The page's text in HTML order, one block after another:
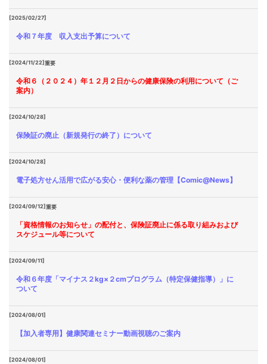
[2025/02/27]
令和７年度 収入支出予算について
[2024/11/22]重要
令和６（２０２４）年１２月２日からの健康保険の利用について（ご
案内）
[2024/10/28]
保険証の廃止（新規発行の終了）について
[2024/10/28]
電子処方せん活用で広がる安心・便利な薬の管理【Comic@News】
[2024/09/12]重要
「資格情報のお知らせ」の配付と、保険証廃止に係る取り組みおよび
スケジュール等について
[2024/09/11]
令和６年度「マイナス２kg×２cmプログラム（特定保健指導）」に
ついて
[2024/08/01]
【加入者専用】健康関連セミナー動画視聴のご案内
[2024/08/01]